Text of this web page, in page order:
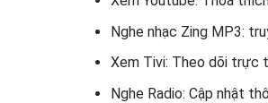
Nghe nhạc Zing MP3:
Xem Tivi: Theo dõi trực
Nghe Radio: Cập nhật